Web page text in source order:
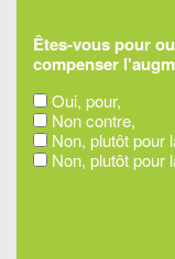
Êtes-vous pour
compenser
Oui, pour,
Non contre,
Non, plutôt pour
Non, plutôt pour